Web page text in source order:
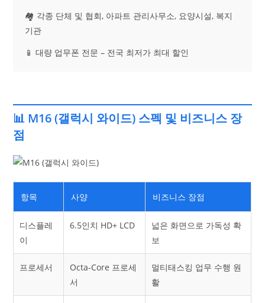
🏘️ 각종 단체 및 협회, 아파트 관리사무소, 요양시설, 복지
기관
📱 대량 업무폰 전문 – 전국 최저가 최대 할인
📊 M16 (갤럭시 와이드) 스펙 및 비즈니스 장
점
항목 사양 비즈니스 장점
디스플레
이
6.5인치 HD+ LCD
넓은 화면으로 가독성 확
보
프로세서
Octa-Core 프로세
서
멀티태스킹 업무 수행 원
활